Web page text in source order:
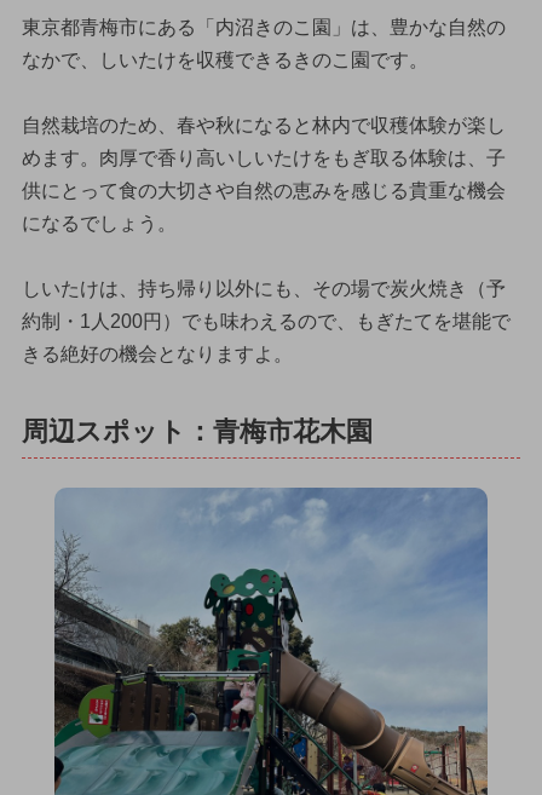
東京都青梅市にある「内沼きのこ園」は、豊かな自然の
なかで、しいたけを収穫できるきのこ園です。
自然栽培のため、春や秋になると林内で収穫体験が楽し
めます。肉厚で香り高いしいたけをもぎ取る体験は、子
供にとって食の大切さや自然の恵みを感じる貴重な機会
になるでしょう。
しいたけは、持ち帰り以外にも、その場で炭火焼き（予
約制・1人200円）でも味わえるので、もぎたてを堪能で
きる絶好の機会となりますよ。
周辺スポット：青梅市花木園